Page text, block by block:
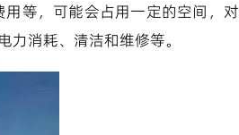
等，可能会占用一定的空间，对
消耗、清洁和维修等。